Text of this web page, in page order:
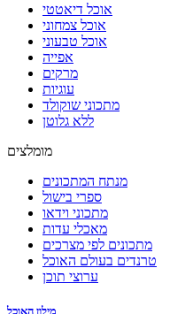
אוכל דיאטטי
אוכל צמחוני
אוכל טבעוני
אפייה
מרקים
עוגיות
מתכוני שוקולד
ללא גלוטן
מומלצים
מנתח המתכונים
ספרי בישול
מתכוני וידאו
מאכלי עדות
מתכונים לפי מצרכים
טרנדים בעולם האוכל
ערוצי תוכן
מילון האוכל